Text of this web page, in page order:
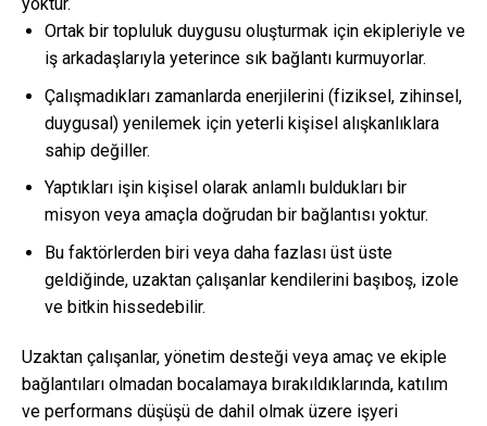
Ortak bir topluluk duygusu oluşturmak için ekipleriyle ve
iş arkadaşlarıyla yeterince sık bağlantı kurmuyorlar.
Çalışmadıkları zamanlarda enerjilerini (fiziksel, zihinsel,
duygusal) yenilemek için yeterli kişisel alışkanlıklara
sahip değiller.
Yaptıkları işin kişisel olarak anlamlı buldukları bir
misyon veya amaçla doğrudan bir bağlantısı yoktur.
Bu faktörlerden biri veya daha fazlası üst üste
geldiğinde, uzaktan çalışanlar kendilerini başıboş, izole
ve bitkin hissedebilir.
Uzaktan çalışanlar, yönetim desteği veya amaç ve ekiple
bağlantıları olmadan bocalamaya bırakıldıklarında, katılım
ve performans düşüşü de dahil olmak üzere işyeri